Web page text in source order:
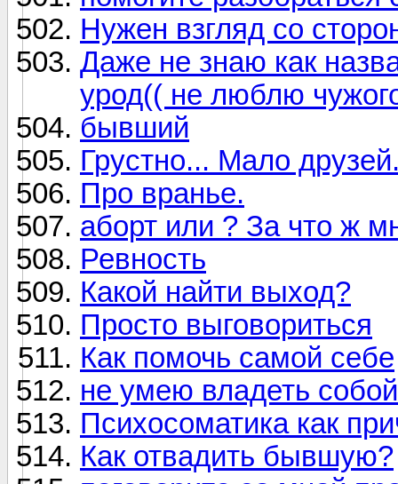
Нужен взгляд со
Даже не знаю как
урод(( не люблю
бывший
Грустно... Мало
Про вранье.
аборт или ? За что ж
Ревность
Какой найти выход?
Просто выговориться
Как помочь самой себе
не умею владеть собой
Психосоматика как
Как отвадить бывшую?